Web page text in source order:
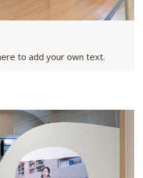
to add your own text.